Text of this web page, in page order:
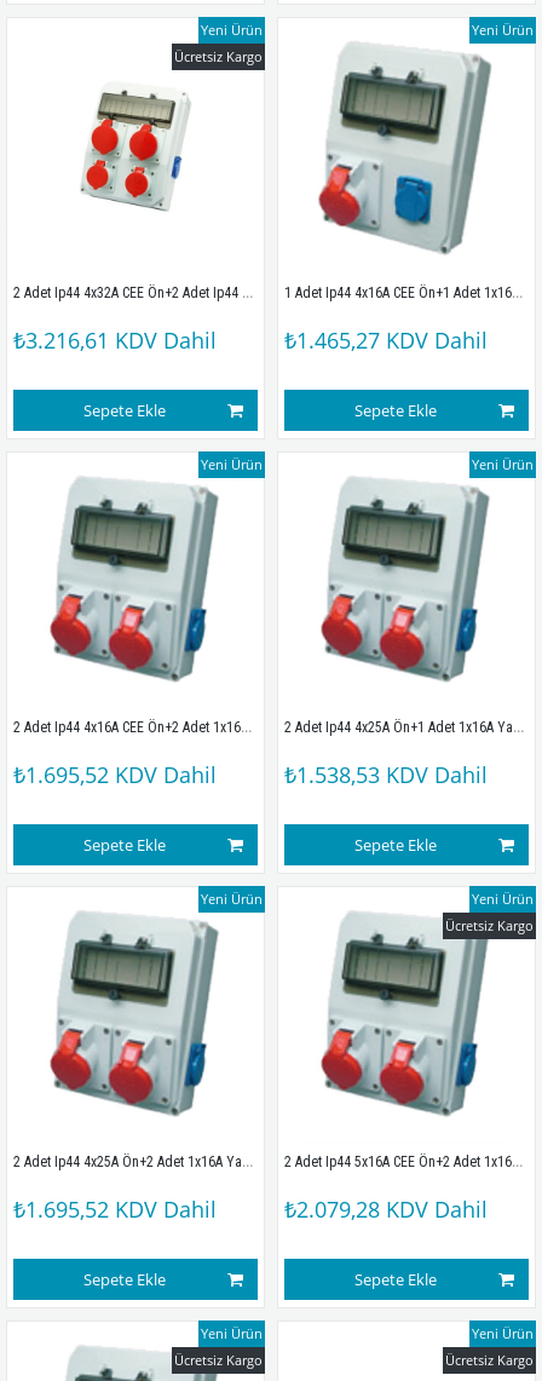
2 Adet Ip44 4x32A CEE Ön+2 Adet Ip44 4x25A Ön+2 Adet 1x16A Yan Priz Montajlı Sigortalı Kombinasyon Kutusu(260x350mm) Ip67
₺3.216,61 KDV Dahil
Sepete Ekle
Ücretsiz Kargo
Yeni Ürün
1 Adet Ip44 4x16A CEE Ön+1 Adet 1x16A Ön Sigortalı Kombinasyon Kutusu (210x280x100mm) IP44
₺1.465,27 KDV Dahil
Sepete Ekle
Yeni Ürün
2 Adet Ip44 4x16A CEE Ön+2 Adet 1x16A Yan Sigortalı Kombinasyon Kutusu (210x280x100mm) IP44
₺1.695,52 KDV Dahil
Sepete Ekle
Yeni Ürün
2 Adet Ip44 4x25A Ön+1 Adet 1x16A Yan Sigortalı Kombinasyon Kutusu (210x280x100mm) IP44
₺1.538,53 KDV Dahil
Sepete Ekle
Yeni Ürün
2 Adet Ip44 4x25A Ön+2 Adet 1x16A Yan Sigortalı Kombinasyon Kutusu (210x280x100mm) IP44
₺1.695,52 KDV Dahil
Sepete Ekle
Yeni Ürün
2 Adet Ip44 5x16A CEE Ön+2 Adet 1x16A Yan Sigortalı Kombinasyon Kutusu (210x280x100mm) IP44
₺2.079,28 KDV Dahil
Sepete Ekle
Ücretsiz Kargo
Yeni Ürün
Ücretsiz Kargo
Yeni Ürün
Ücretsiz Kargo
Yeni Ürün